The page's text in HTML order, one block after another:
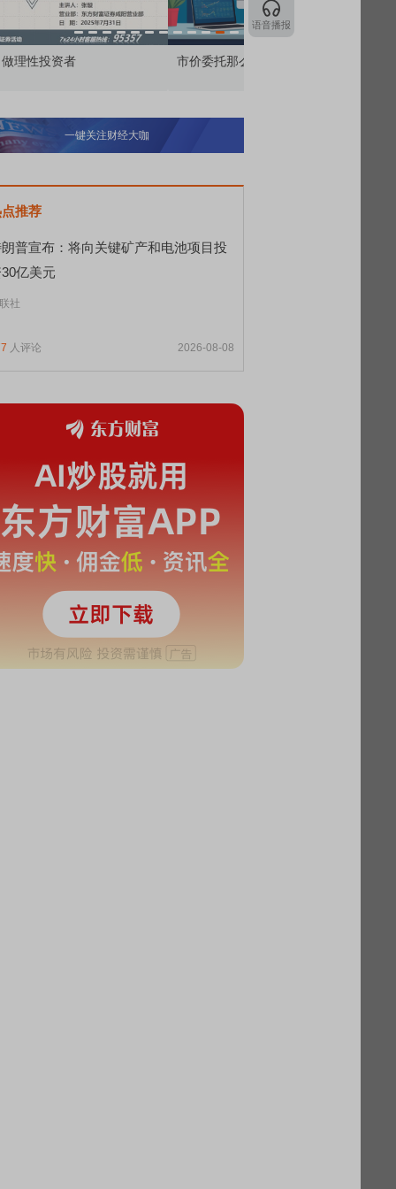
委托那么多种，究竟怎么用？
一键关注财经大咖
推荐
普宣布：将向关键矿产和电池项目投
亿美元
社
人评论 2026-08-08
语音播报